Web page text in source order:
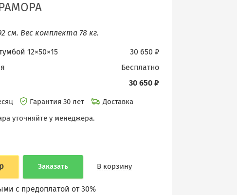
см. Вес комплекта 78 кг.
30 650 ₽
12×50×15
бесплатно
30 650 ₽
Гарантия 30 лет
Доставка
уточняйте у менеджера.
Заказать В корзину
с предоплатой от 30%